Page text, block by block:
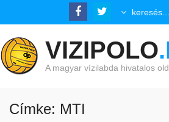
VIZIPOLO
A magyar vízilabda hivatalos
Címke: MTI